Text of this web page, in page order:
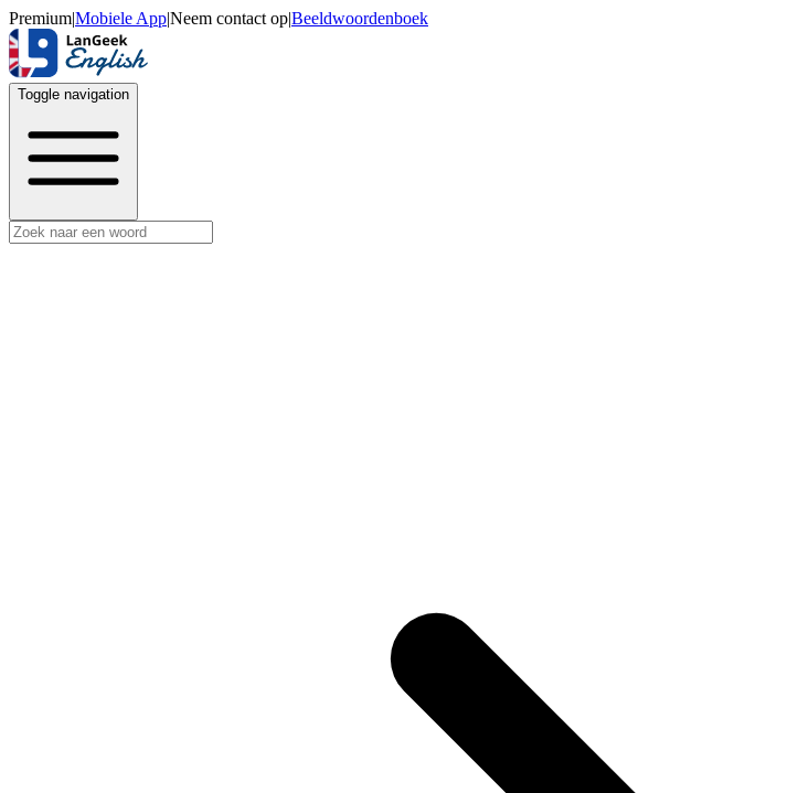
Premium|Mobiele App|Neem contact op|Beeldwoordenboek
Toggle navigation